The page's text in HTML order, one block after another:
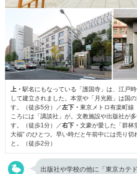
上・駅名にもなっている「護国寺」は、江戸
して建立されました。本堂や「月光殿」は国
す。（徒歩5分）／左下・ 東京メトロ有楽町線
ころには「講談社」が。文教施設や出版社が
す。（徒歩1分）／右下・ 文豪が愛した「群林
大福” のひとつ。早い時だと午前中には売り切
と。（徒歩2分）
出版社や学校の他に「東京カテ